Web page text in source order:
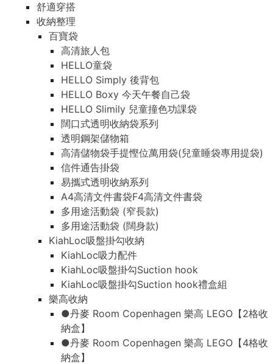
舒適穿搭
收納整理
百寶袋
高清旅人包
HELLO童袋
HELLO Simply 後背包
HELLO Boxy 今天午餐自己袋
HELLO Slimily 兒童撞色功課袋
闊口式透明收納袋系列
透明鋼架儲物箱
高清儲物袋手提慳位萬用袋(兒童睡袋專用提袋)
信件通告掛袋
易攜式透明收納系列
A4高清文件書袋F4高清文件書袋
多用途活動袋 (窄長款)
多用途活動袋 (闊身款)
KiahLoc吸盤掛勾收納
KiahLoc吸力配件
KiahLoc吸盤掛勾Suction hook
KiahLoc吸盤掛勾Suction hook禮盒組
樂高收納
●丹麥 Room Copenhagen 樂高 LEGO【2格收
納盒】
●丹麥 Room Copenhagen 樂高 LEGO【4格收
納盒】